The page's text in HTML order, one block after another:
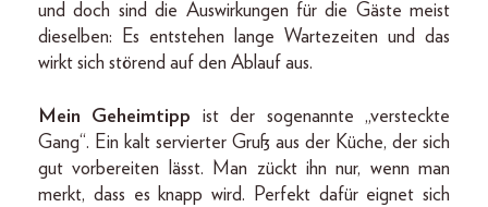
und doch sind die Auswirkungen für die Gäste meist
dieselben: Es entstehen lange Wartezeiten und das
wirkt sich störend auf den Ablauf aus.
Mein Geheimtipp ist der sogenannte „versteckte
Gang“. Ein kalt servierter Gruß aus der Küche, der sich
gut vorbereiten lässt. Man zückt ihn nur, wenn man
merkt, dass es knapp wird. Perfekt dafür eignet sich